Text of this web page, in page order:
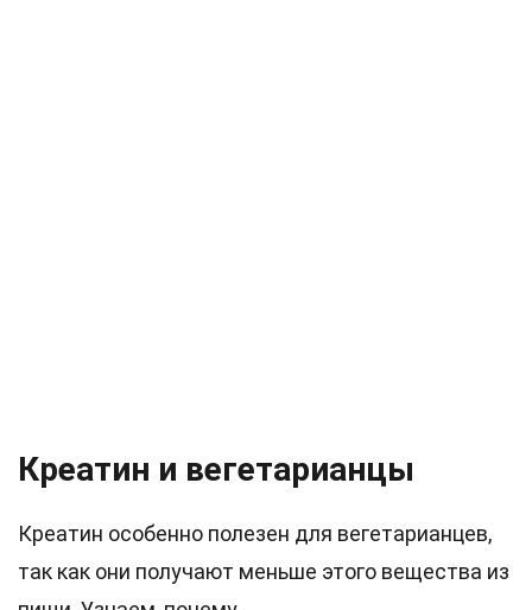
Креатин и вегетарианцы
Креатин особенно полезен для вегетарианцев,
так как они получают меньше этого вещества из